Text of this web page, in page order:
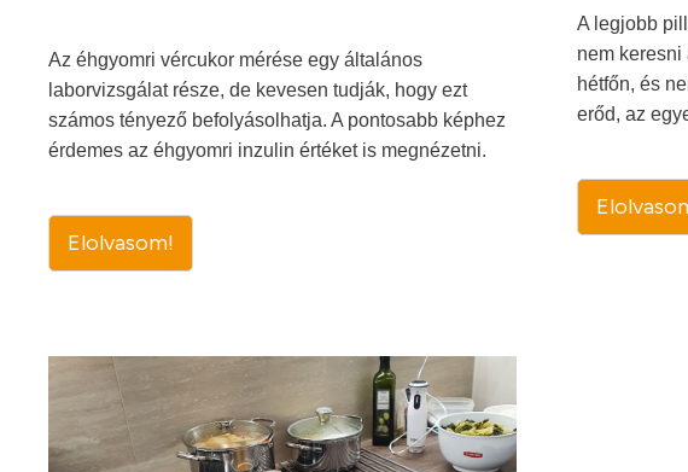
Az éhgyomri vércukor mérése egy általános
laborvizsgálat része, de kevesen tudják, hogy ezt
számos tényező befolyásolhatja. A pontosabb képhez
érdemes az éhgyomri inzulin értéket is megnézetni.
Elolvasom!
A legjobb
nem keresni
hétfőn, és
erőd, az